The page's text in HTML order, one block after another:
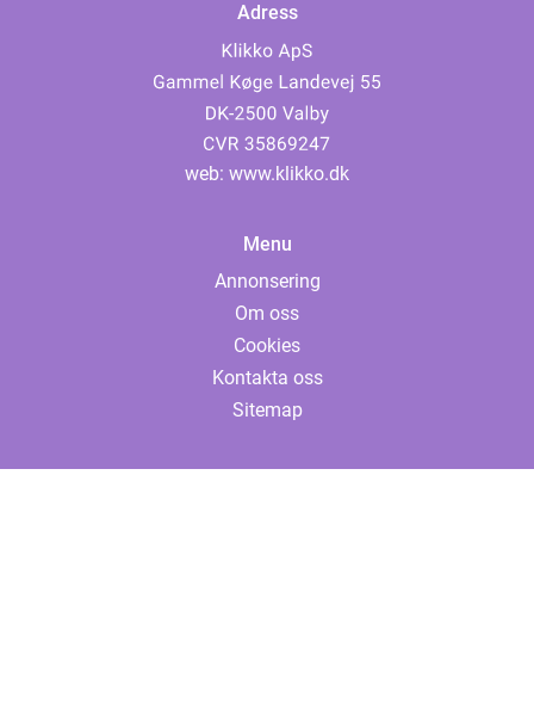
Adress
web: www.klikko.dk
Menu
Annonsering
Om oss
Cookies
Kontakta oss
Sitemap